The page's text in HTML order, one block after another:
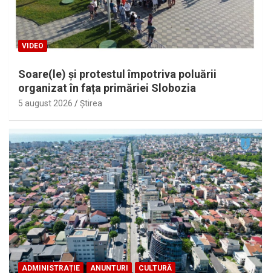
VIDEO
Soare(le) și protestul împotriva poluării
organizat în fața primăriei Slobozia
5 august 2026 Ştirea
ADMINISTRAȚIE ANUNTURI CULTURĂ